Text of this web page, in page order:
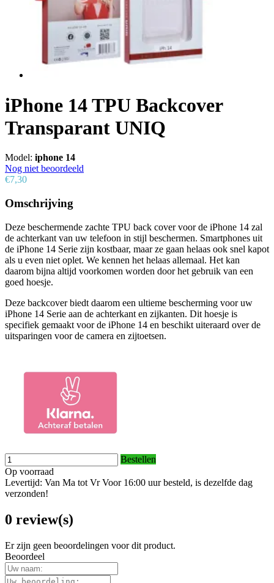
iPhone 14 TPU Backcover
Transparant UNIQ
Model: iphone 14
Nog niet beoordeeld
€7,30
Omschrijving
Deze beschermende zachte TPU back cover voor de iPhone 14 zal
de achterkant van uw telefoon in stijl beschermen. Smartphones uit
de iPhone 14 Serie zijn kostbaar, maar ze gaan helaas ook snel kapot
als u even niet oplet. We kennen het helaas allemaal. Het kan
daarom bijna altijd voorkomen worden door het gebruik van een
goed hoesje.
Deze backcover biedt daarom een ultieme bescherming voor uw
iPhone 14 Serie aan de achterkant en zijkanten. Dit hoesje is
specifiek gemaakt voor de iPhone 14 en beschikt uiteraard over de
uitsparingen voor de camera en zijtoetsen.
Bestellen
Op voorraad
Levertijd: Van Ma tot Vr Voor 16:00 uur besteld, is dezelfde dag
verzonden!
0 review(s)
Er zijn geen beoordelingen voor dit product.
Beoordeel